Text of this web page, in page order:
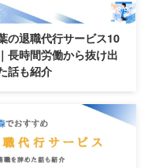
2026/8/9
の退職代行サービス10
長時間労働から抜け出
話も紹介